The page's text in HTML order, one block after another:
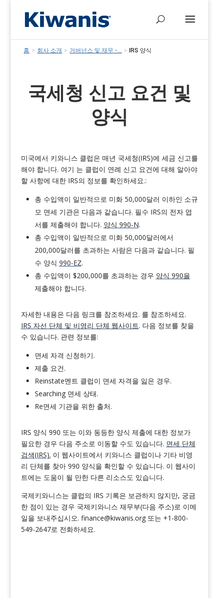
홈 > 회사 소개 > 거버넌스 및 재무 -... > IRS 양식
국세청 신고 요건 및
양식
미국에서 키와니스 클럽은 매년 국세청(IRS)에 세금 신고를
해야 합니다. 여기 는 클럽이 연례 신고 요건에 대해 알아야
할 사항에 대한 IRS의 정보를 확인하세요.:
총 수입액이 일반적으로 미화 50,000달러 이하인 소규
모 면세 기관은 다음과 같습니다. 필수 IRS의 전자 엽
서를 제출해야 합니다. 양식 990-N.
총 수입액이 일반적으로 미화 50,000달러에서
200,000달러를 초과하는 사람은 다음과 같습니다. 필
수 양식 990-EZ.
총 수입액이 $200,000를 초과하는 경우 양식 990을
제출해야 합니다.
자세한 내용은 다음 링크를 참조하세요. 를 참조하세요.
IRS 자선 단체 및 비영리 단체 웹사이트. 다음 정보를 찾을
수 있습니다. 관련 정보를:
면세 자격 신청하기.
제출 요건.
Reinstate멘트 클럽이 면세 자격을 잃은 경우.
Searching면세 상태.
Re면세 기관을 위한 출처.
IRS 양식 990 또는 이와 동등한 양식 제출에 대한 정보가
필요한 경우 다음 주소로 이동할 수도 있습니다. 면세 단체
검색(IRS). 이 웹사이트에서 키와니스 클럽이나 기타 비영
리 단체를 찾아 990 양식을 확인할 수 있습니다. 이 웹사이
트에는 도움이 될 만한 다른 리소스도 있습니다.
국제키와니스는 클럽의 IRS 기록은 보관하지 않지만, 궁금
한 점이 있는 경우 국제키와니스 재무부(다음 주소)로 이메
일을 보내주십시오. finance@kiwanis.org또는 +1-800-
549-2647로 전화하세요.